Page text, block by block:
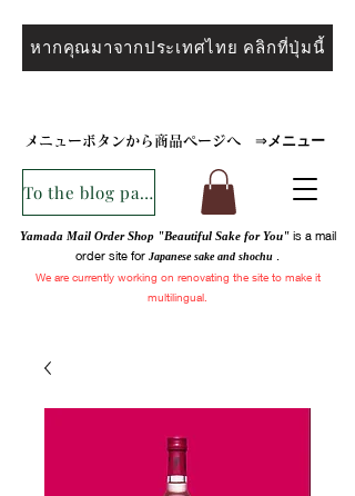
หากคุณมาจากประเทศไทย คลิกที่ปุ่มนี้
メニューボタンから商品ページへ ⇒ メニュー
To the blog page
Yamada Mail Order Shop "Beautiful Sake for You"is a mail
order site for Japanese sake and shochu
We are currentlyworking on renovating the site to make it
multilingual.